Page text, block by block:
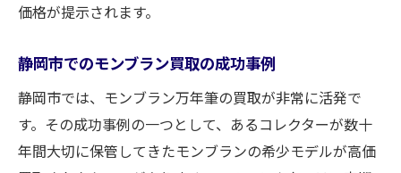
価格が提示されます。
静岡市でのモンブラン買取の成功事例
静岡市では、モンブラン万年筆の買取が非常に活発で
す。その成功事例の一つとして、あるコレクターが数十
年間大切に保管してきたモンブランの希少モデルが高価